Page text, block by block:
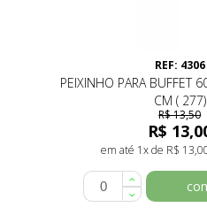
REF: 4306
PEIXINHO PARA BUFFET 60 ML BV
CM ( 277)
R$ 13,50
R$
em até 1x de R$